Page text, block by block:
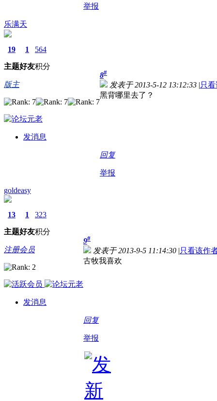
举报
乐满天
19
主题
1
好友
564
积分
版主
发消息
8#
发表于 2013-5-12 13:12:33 |只
黑背哪里去了？
回复
举报
goldeasy
13
主题
1
好友
323
积分
注册会员
发消息
9#
发表于 2013-9-5 11:14:30 |只看该作
古牧我喜欢
回复
举报